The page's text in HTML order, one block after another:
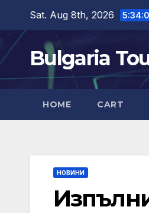
content
Sat. Aug 8th, 2026
Bulgaria
HOME CART
НОВИНИ